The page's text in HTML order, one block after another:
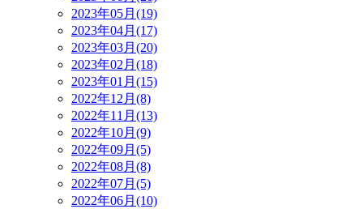
2023年05月(19)
2023年04月(17)
2023年03月(20)
2023年02月(18)
2023年01月(15)
2022年12月(8)
2022年11月(13)
2022年10月(9)
2022年09月(5)
2022年08月(8)
2022年07月(5)
2022年06月(10)